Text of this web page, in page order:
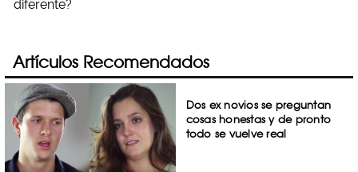
diferente?
Artículos Recomendados
Dos ex novios se preguntan
cosas honestas y de pronto
todo se vuelve real